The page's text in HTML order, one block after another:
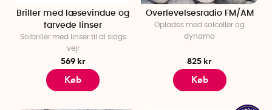
Briller med læsevindue og
farvede linser
Solbriller med linser til al slags
vejr
569 kr
Køb
Overlevelsesradio FM/AM
Oplades med solceller og
dynamo
825 kr
Køb